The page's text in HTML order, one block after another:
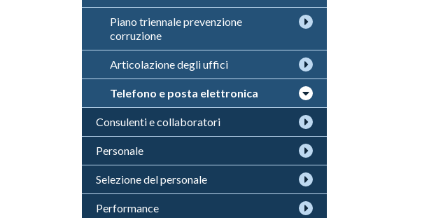
Piano triennale prevenzione
corruzione
Articolazione degli uffici
Telefono e posta elettronica
Consulenti e collaboratori
Personale
Selezione del personale
Performance